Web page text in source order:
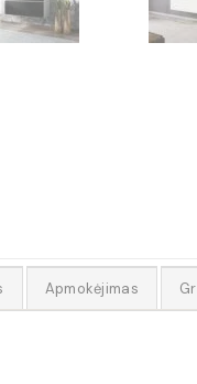
Apmokėjimas